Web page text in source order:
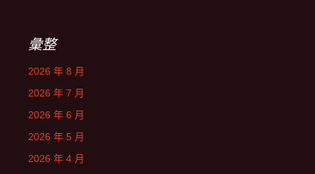
彙整
2026 年 8 月
2026 年 7 月
2026 年 6 月
2026 年 5 月
2026 年 4 月